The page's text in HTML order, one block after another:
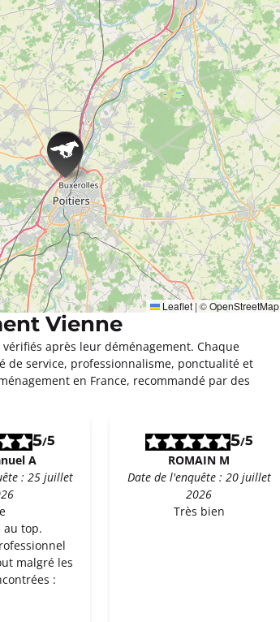
Leaflet | ©OpenStreetMap
Vienne
après leur déménagement. Chaque
de service, professionnalisme, ponctualité et
en France, recommandé par des
5/5
A
: 25 juillet
au top.
malgré les
:
5/5
ROMAIN M
Date de l'enquête : 20 juillet
2026
Très bien